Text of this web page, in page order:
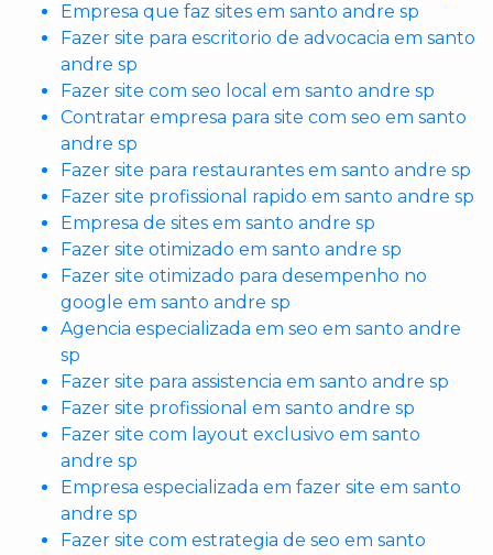
Empresa que faz sites em santo andre sp
Fazer site para escritorio de advocacia em santo
andre sp
Fazer site com seo local em santo andre sp
Contratar empresa para site com seo em santo
andre sp
Fazer site para restaurantes em santo andre sp
Fazer site profissional rapido em santo andre sp
Empresa de sites em santo andre sp
Fazer site otimizado em santo andre sp
Fazer site otimizado para desempenho no
google em santo andre sp
Agencia especializada em seo em santo andre
sp
Fazer site para assistencia em santo andre sp
Fazer site profissional em santo andre sp
Fazer site com layout exclusivo em santo
andre sp
Empresa especializada em fazer site em santo
andre sp
Fazer site com estrategia de seo em santo